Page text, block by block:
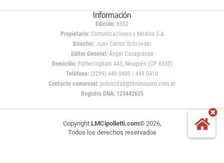
Información
Edición: 6952
Propietario:Comunicaciones y Medios S.A
Director: Juan Carlos Schroeder
Editor General:Ángel Casagrande
Domicilio:Fotheringham 445, Neuquén (CP 8300)
Teléfono: (0299) 449 0400 / 449 0410
Contacto comercial: publicidad@lmneuquen.com.ar
Registro DNA: 123442625
Copyright LMCipolletti.com© 2026,
Todos los derechos reservados